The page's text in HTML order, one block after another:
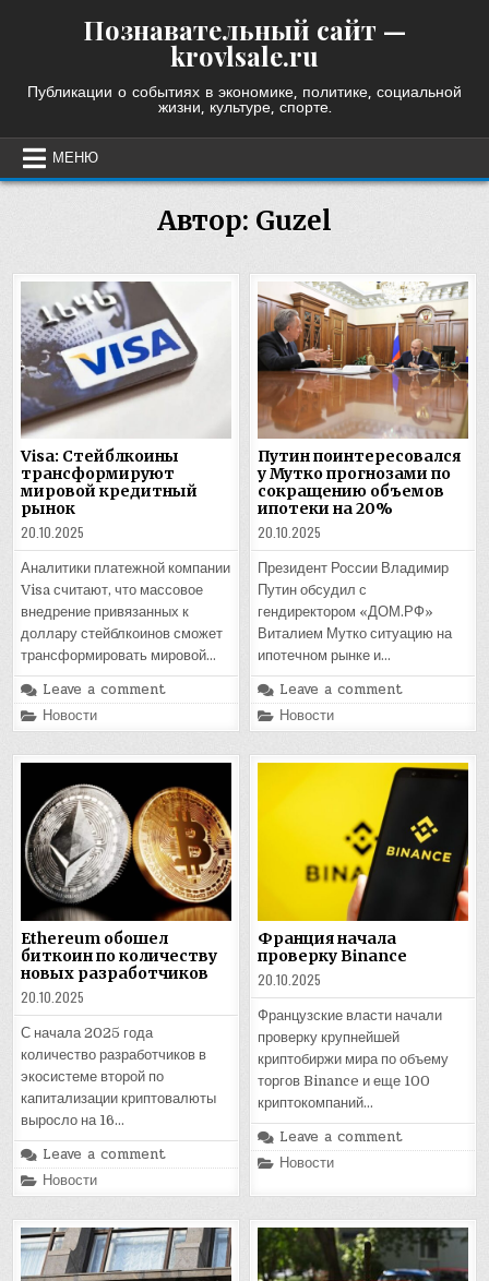
Познавательный сайт —
krovlsale.ru
Публикации о событиях в экономике, политике, социальной
жизни, культуре, спорте.
МЕНЮ
Автор: Guzel
Visa: Стейблкоины
трансформируют
мировой кредитный
рынок
20.10.2025
Аналитики платежной компании
Visa считают, что массовое
внедрение привязанных к
доллару стейблкоинов сможет
трансформировать мировой…
Leave a comment
Posted
in
Новости
Путин поинтересовался
у Мутко прогнозами по
сокращению объемов
ипотеки на 20%
20.10.2025
Президент России Владимир
Путин обсудил с
гендиректором «ДОМ.РФ»
Виталием Мутко ситуацию на
ипотечном рынке и…
Leave a comment
Posted
in
Новости
Ethereum обошел
биткоин по количеству
новых разработчиков
20.10.2025
С начала 2025 года
количество разработчиков в
экосистеме второй по
капитализации криптовалюты
выросло на 16…
Leave a comment
Posted
in
Новости
Франция начала
проверку Binance
20.10.2025
Французские власти начали
проверку крупнейшей
криптобиржи мира по объему
торгов Binance и еще 100
криптокомпаний…
Leave a comment
Posted
Новости